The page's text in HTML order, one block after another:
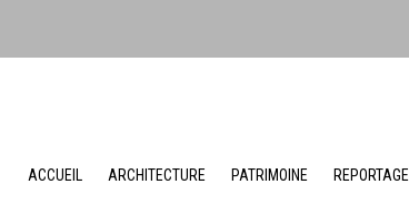
ACCUEIL ARCHITECTURE PATRIMOINE REPORTAGE